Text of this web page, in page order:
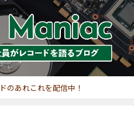
のあれこれを配信中！